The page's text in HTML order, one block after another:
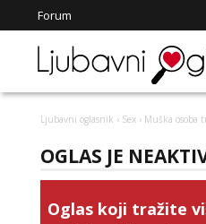
Forum
Ljubavni oglasnik › Sex › Muška osoba
OGLAS JE
Oglas koji tražite